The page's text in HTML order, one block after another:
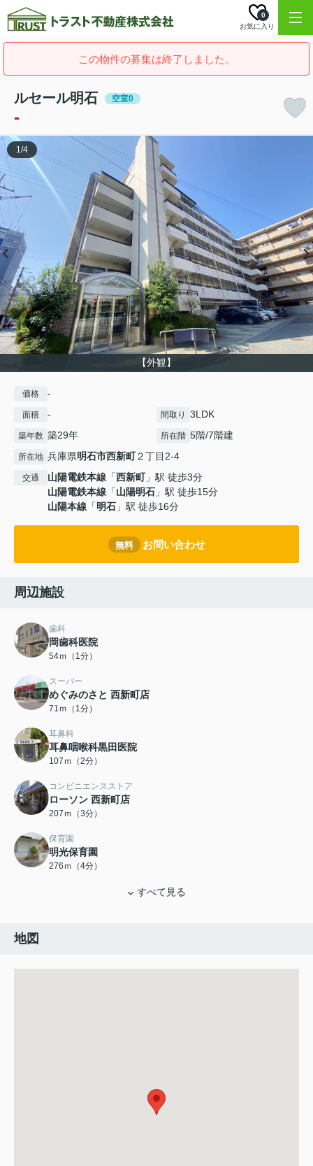
お気に入り
0
この物件の募集は終了しました。
ルセール明石 空室0
-
【外観】
1/4
価格 -
面積 - 間取り 3LDK
築年数 築29年 所在階 5階/7階建
所在地 兵庫県明石市西新町２丁目2-4
交通 山陽電鉄本線 「西新町」駅 徒歩3分
山陽電鉄本線 「山陽明石 」駅 徒歩15分
山陽本線 「明石 」駅 徒歩16分
無料 お問い合わせ
周辺施設
歯科
岡歯科医院
54ｍ（1分）
スーパー
めぐみのさと 西新町店
71ｍ（1分）
耳鼻科
耳鼻咽喉科黒田医院
107ｍ（2分）
コンビニエンスストア
ローソン 西新町店
207ｍ（3分）
保育園
明光保育園
276ｍ（4分）
すべて見る
地図